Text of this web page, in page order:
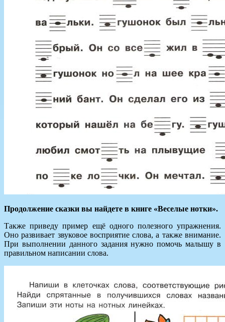
Продолжение сказки вы найдете в книге «Веселые нотки».
Также приведу пример ещё одного полезного упражнения.
Оно развивает звуковое восприятие слова, а также внимание.
При выполнении данного задания нужно помочь малышу в
правильном написании слова.